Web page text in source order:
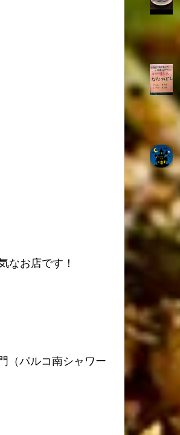
なお店です！
（パルコ南シャワー